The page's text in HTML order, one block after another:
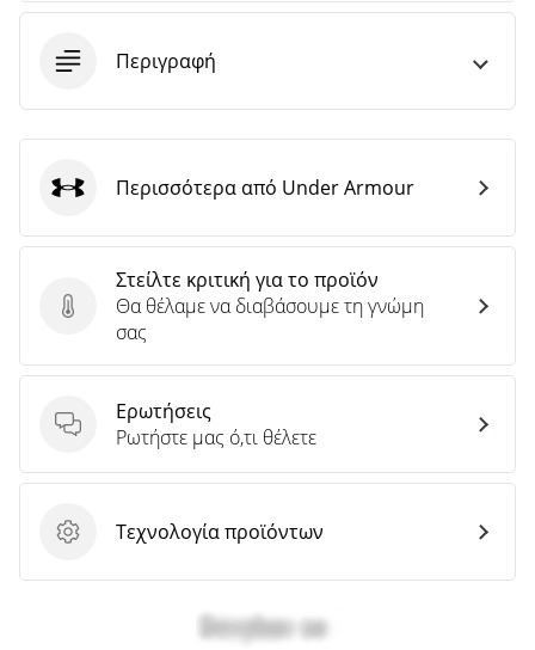
Περιγραφή
Στείλτε κριτική για το προϊόν
Στείλτε κριτική για το προϊόν
Θα θέλαμε να διαβάσουμε τη γνώμη
σας
Ερωτήσεις
Ερωτήσεις
Ρωτήστε μας ό,τι θέλετε
Τεχνολογία προϊόντων
Τεχνολογία προϊόντων
Under Armour
Περισσότερα από Under Armour